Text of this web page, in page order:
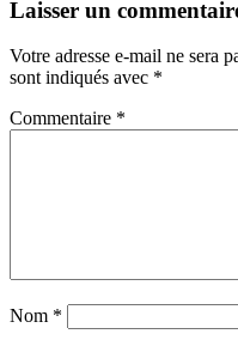
Laisser un
Votre adresse e-mail ne sera
sont indiqués avec *
Commentaire *
Nom *